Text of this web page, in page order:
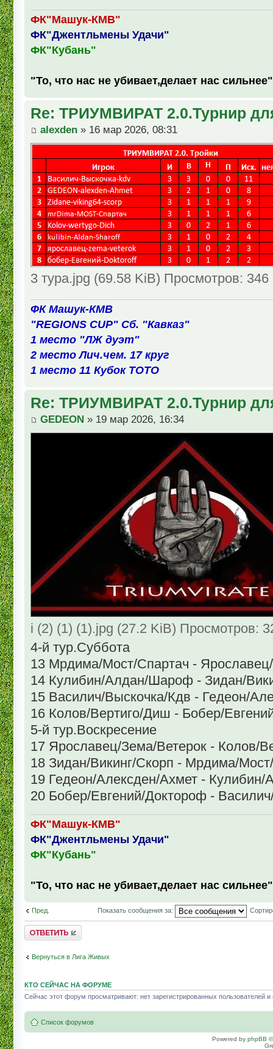
ФК"Машук-КМВ"
ФК"Джентльмены Удачи"
ФК"Кубань"
"То, что нас не убивает,делает нас сильнее"
Re: ТРИУМВИРАТ 2.0.Турнир
alexden » 16 мар 2026, 08:31
3 тура.jpg (69.58 KiB) Просмотров: 346
ФК Машук-КМВ
"REGIONS CUP" Сб. "Кавказ"
1 место "ЛЖ дуэт"
2 место Лич.чем. 17 круг
1 место 11 Кубок ТОТО
Re: ТРИУМВИРАТ 2.0.Турнир
GEDEON » 19 мар 2026, 16:34
i (2) (1) (1).jpg (27.2 KiB) Просмотров:
4-й тур.Суббота
13 Мрдима/Мост/Спартач -
14 Кулибин/Алдан/Шароф - Зидан/
15 Василич/Выскочка/Кдв - Гедеон/
16 Колов/Вертиго/Диш - Бобер/
5-й тур.Воскресение
17 Ярославец/Зема/Ветерок - Колов/
18 Зидан/Викинг/Скорп - Мрдима/
19 Гедеон/Алексден/Ахмет -
20 Бобер/Евгений/Доктороф -
ФК"Машук-КМВ"
ФК"Джентльмены Удачи"
ФК"Кубань"
"То, что нас не убивает,делает нас сильнее"
Пред. Показать сообщения за:
Комментировать
Вернуться в Лига Живых
КТО СЕЙЧАС НА ФОРУМЕ
Сейчас этот форум просматривают: нет зарегистрированных пользователей и
Список форумов
Powered by phpBB